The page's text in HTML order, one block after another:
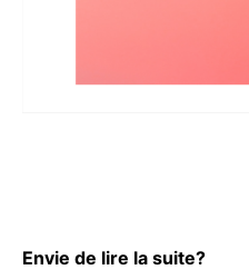
Envie de lire la suite?